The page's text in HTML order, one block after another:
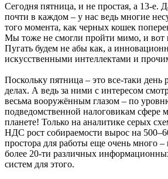
Сегодня пятница, и не простая, а 13-е.
почти в каждом – у нас ведь многие
того момента, как черных кошек
Мы тоже не смогли пройти мимо, и вот
Пугать будем не абы как, а
искусственными интеллектами и
Поскольку пятница – это все-таки день
делах. А ведь за ними с интересом
весьма вооружённым глазом – по
подведомственной налоговикам сфере
планете! Только на аналитике серых
НДС рост собираемости вырос на
простора для работы еще очень много –
более 20-ти различных
систем для этого.